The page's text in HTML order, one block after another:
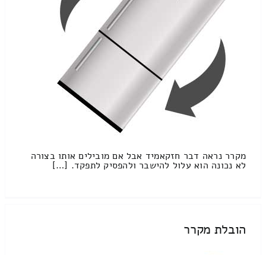
מקרר נראה דבר חזקאמיד אבל אם מובילים אותו בצורה
לא נכונה הוא עלול להישבר ולהפסיק לתפקד. […]
הובלת מקרר